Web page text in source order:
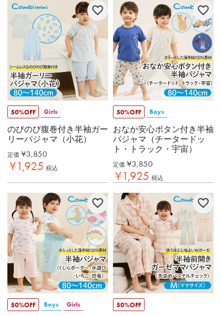
50%OFF Girls
のびのび腹巻付き半袖ガー
リーパジャマ（小花）
定価 ¥3,850
¥1,925 税込
50%OFF Boys
おなか安心ボタン付き半袖
パジャマ（チータードッ
ト・トラック・宇宙）
定価 ¥3,850
¥1,925 税込
50%OFF Boys Girls 50%OFF